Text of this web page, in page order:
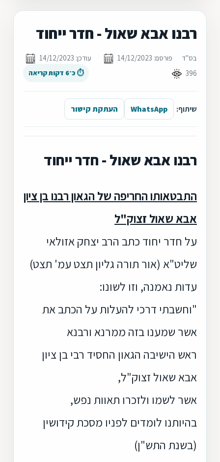
רבנו אבא שאול - חדר ייחוד
בס"ד פורסם: 14/12/2023
עודכן: 14/12/2023
396
⏱ כ־6 דקות קריאה
שיתוף: WhatsApp העתקת קישור
רבנו אבא שאול - חדר ייחוד
התבטאותו החריפה של הגאון רבנו בן ציון
אבא שאול זצוק"ל
על חדר יחוד כתב הרב יצחק אזולאי
שליט"א (אור תורה גליון תצט עמ' תצט)
עדות נאמנה, וזו לשונו:
"וחשבתי דרכי להעלות על הכתב את
אשר שמענו בזה ממרנא ורבנא
ראש הישיבה הגאון החסיד רבי בן ציון
אבא שאול זצוק"ל,
אשר לשמו ולזכרו תאוות נפש,
בהיותנו לומדים לפניו מסכת קידושין
(בשנת התש"ן)